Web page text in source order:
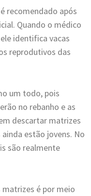
recomendado após
Quando o médico
identifica vacas
reprodutivos das
um todo, pois
no rebanho e as
descartar matrizes
estão jovens. No
são realmente
é por meio